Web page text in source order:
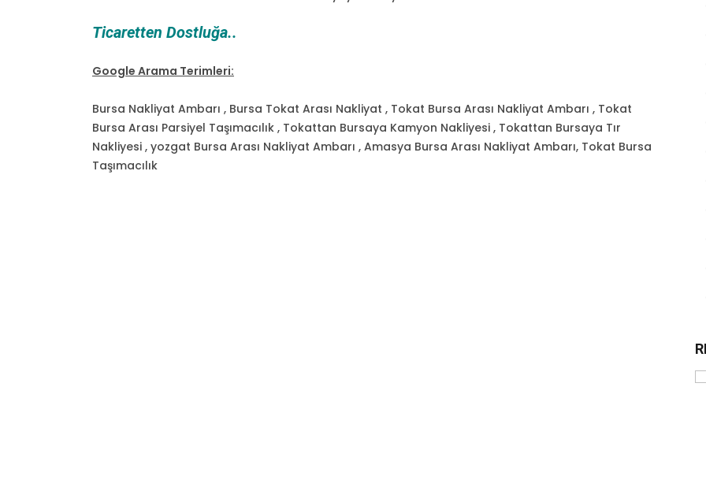
Ticaretten Dostluğa..
Google Arama Terimleri:
Bursa Nakliyat Ambarı , Bursa Tokat Arası Nakliyat , Tokat Bursa Arası Nakliyat Ambarı , Tokat
Bursa Arası Parsiyel Taşımacılık , Tokattan Bursaya Kamyon Nakliyesi , Tokattan Bursaya Tır
Nakliyesi , yozgat Bursa Arası Nakliyat Ambarı , Amasya Bursa Arası Nakliyat Ambarı, Tokat Bursa
Taşımacılık